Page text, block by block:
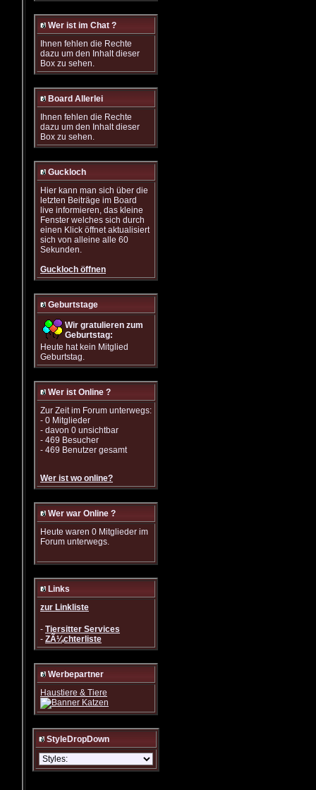
Wer ist im Chat ?
Ihnen fehlen die Rechte
dazu um den Inhalt dieser
Box zu sehen.
Board Allerlei
Ihnen fehlen die Rechte
dazu um den Inhalt dieser
Box zu sehen.
Guckloch
Hier kann man sich über die
letzten Beiträge im Board
live informieren, das kleine
Fenster welches sich durch
einen Klick öffnet aktualisiert
sich von alleine alle 60
Sekunden.
Guckloch öffnen
Geburtstage
Wir gratulieren zum
Geburtstag:
Heute hat kein Mitglied
Geburtstag.
Wer ist Online ?
Zur Zeit im Forum unterwegs:
- 0 Mitglieder
- davon 0 unsichtbar
- 469 Besucher
- 469 Benutzer gesamt
Wer ist wo online?
Wer war Online ?
Heute waren 0 Mitglieder im
Forum unterwegs.
Links
zur Linkliste
- Tiersitter Services
- ZÃ¼chterliste
Werbepartner
Haustiere & Tiere
StyleDropDown